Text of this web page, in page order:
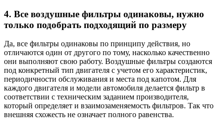
4. Все воздушные фильтры одинаковы, нужно
только подобрать подходящий по размеру
Да, все фильтры одинаковы по принципу действия, но
отличаются один от другого по тому, насколько качественно
они выполняют свою работу. Воздушные фильтры создаются
под конкретный тип двигателя с учетом его характеристик,
периодичности обслуживания и места под капотом. Для
каждого двигателя и модели автомобиля делается фильтр в
соответствии с техническим заданием производителя,
который определяет и взаимозаменяемость фильтров. Так что
внешняя схожесть не означает полного равенства.